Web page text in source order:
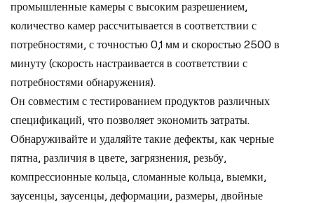
промышленные камеры с высоким разрешением,
количество камер рассчитывается в соответствии с
потребностями, с точностью 0,1 мм и скоростью 2500 в
минуту (скорость настраивается в соответствии с
потребностями обнаружения).
Он совместим с тестированием продуктов различных
спецификаций, что позволяет экономить затраты.
Обнаруживайте и удаляйте такие дефекты, как черные
пятна, различия в цвете, загрязнения, резьбу,
компрессионные кольца, сломанные кольца, выемки,
заусенцы, заусенцы, деформации, размеры, двойные